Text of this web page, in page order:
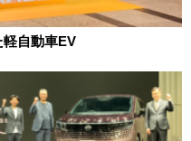
自動車EV